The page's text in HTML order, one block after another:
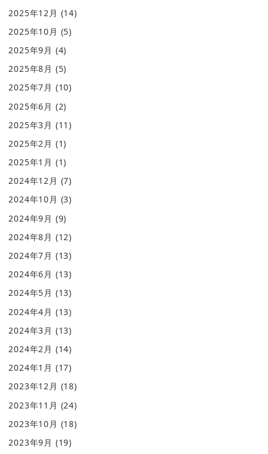
2025年12月 (14)
2025年10月 (5)
2025年9月 (4)
2025年8月 (5)
2025年7月 (10)
2025年6月 (2)
2025年3月 (11)
2025年2月 (1)
2025年1月 (1)
2024年12月 (7)
2024年10月 (3)
2024年9月 (9)
2024年8月 (12)
2024年7月 (13)
2024年6月 (13)
2024年5月 (13)
2024年4月 (13)
2024年3月 (13)
2024年2月 (14)
2024年1月 (17)
2023年12月 (18)
2023年11月 (24)
2023年10月 (18)
2023年9月 (19)